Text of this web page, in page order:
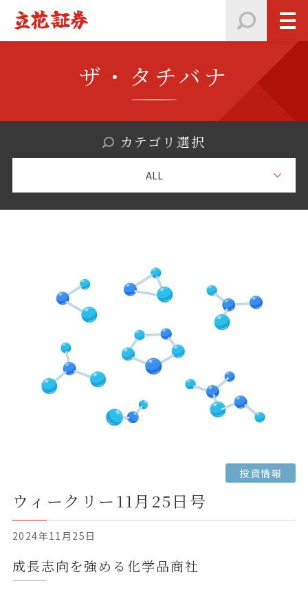
ザ・タチバナ
カテゴリ選択
ALL
投資情報
ウィークリー11月25日号
2024年11月25日
成長志向を強める化学品商社